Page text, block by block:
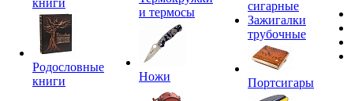
книги
Родословные
книги
и термосы
Ножи
сигарные
Зажигалки
трубочные
Портсигары